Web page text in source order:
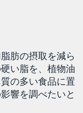
肪の摂取を減ら
い脂を、植物油
の多い食品に置
響を調べたいと